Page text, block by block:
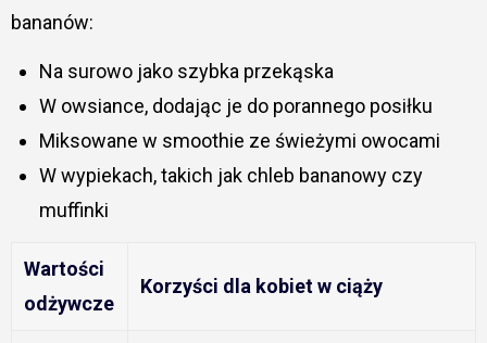
bananów:
Na surowo jako szybka przekąska
W owsiance, dodając je do porannego posiłku
Miksowane w smoothie ze świeżymi owocami
W wypiekach, takich jak chleb bananowy czy
muffinki
Wartości
odżywcze
Korzyści dla kobiet w ciąży